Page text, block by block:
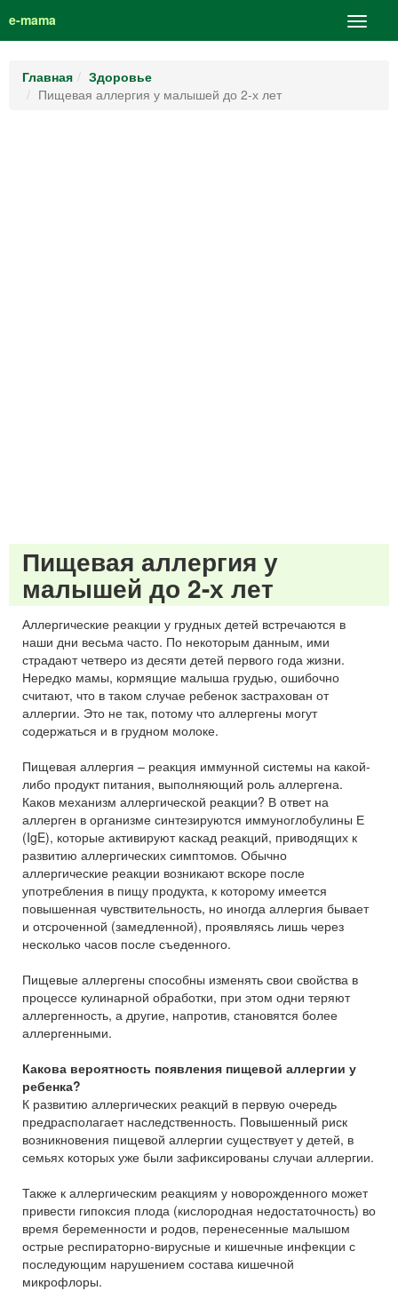
e-mama
Главная
Здоровье
Пищевая аллергия у малышей до 2-х лет
Пищевая аллергия у
малышей до 2-х лет
Аллергические реакции у грудных детей встречаются в
наши дни весьма часто. По некоторым данным, ими
страдают четверо из десяти детей первого года жизни.
Нередко мамы, кормящие малыша грудью, ошибочно
считают, что в таком случае ребенок застрахован от
аллергии. Это не так, потому что аллергены могут
содержаться и в грудном молоке.
Пищевая аллергия – реакция иммунной системы на какой-
либо продукт питания, выполняющий роль аллергена.
Каков механизм аллергической реакции? В ответ на
аллерген в организме синтезируются иммуноглобулины Е
(IgE), которые активируют каскад реакций, приводящих к
развитию аллергических симптомов. Обычно
аллергические реакции возникают вскоре после
употребления в пищу продукта, к которому имеется
повышенная чувствительность, но иногда аллергия бывает
и отсроченной (замедленной), проявляясь лишь через
несколько часов после съеденного.
Пищевые аллергены способны изменять свои свойства в
процессе кулинарной обработки, при этом одни теряют
аллергенность, а другие, напротив, становятся более
аллергенными.
Какова вероятность появления пищевой аллергии у
ребенка?
К развитию аллергических реакций в первую очередь
предрасполагает наследственность. Повышенный риск
возникновения пищевой аллергии существует у детей, в
семьях которых уже были зафиксированы случаи аллергии.
Также к аллергическим реакциям у новорожденного может
привести гипоксия плода (кислородная недостаточность) во
время беременности и родов, перенесенные малышом
острые респираторно-вирусные и кишечные инфекции с
последующим нарушением состава кишечной
микрофлоры.